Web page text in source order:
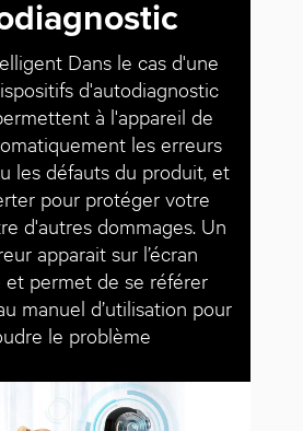
Dans le cas d'une
d'autodiagnostic
à l'appareil de
les erreurs
les défauts du produit, et
pour protéger votre
d'autres dommages. Un
apparait sur l’écran
et permet de se référer
manuel d’utilisation pour
le problème